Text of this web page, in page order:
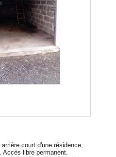
court d'une résidence,
libre permanent.